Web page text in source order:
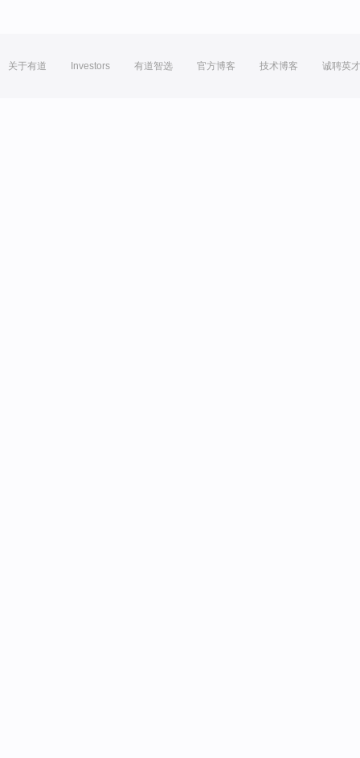
关于有道 Investors 有道智选 官方博客 技术博客 诚聘英才